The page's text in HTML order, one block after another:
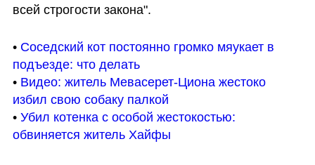
всей строгости закона".
• Соседский кот постоянно громко мяукает в
подъезде: что делать
• Видео: житель Мевасерет-Циона жестоко
избил свою собаку палкой
• Убил котенка с особой жестокостью:
обвиняется житель Хайфы